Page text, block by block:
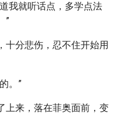
我就听话点，多学点法
”
十分悲伤，忍不住开始用
。”
上来，落在菲奥面前，变